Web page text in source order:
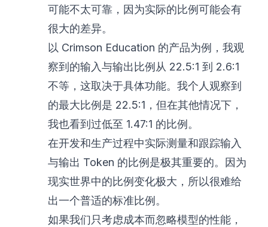
可能不太可靠，因为实际的比例可能会有
很大的差异。
以 Crimson Education 的产品为例，我观
察到的输入与输出比例从 22.5:1 到 2.6:1
不等，这取决于具体功能。我个人观察到
的最大比例是 22.5:1，但在其他情况下，
我也看到过低至 1.47:1 的比例。
在开发和生产过程中实际测量和跟踪输入
与输出 Token 的比例是极其重要的。因为
现实世界中的比例变化极大，所以很难给
出一个普适的标准比例。
如果我们只考虑成本而忽略模型的性能，